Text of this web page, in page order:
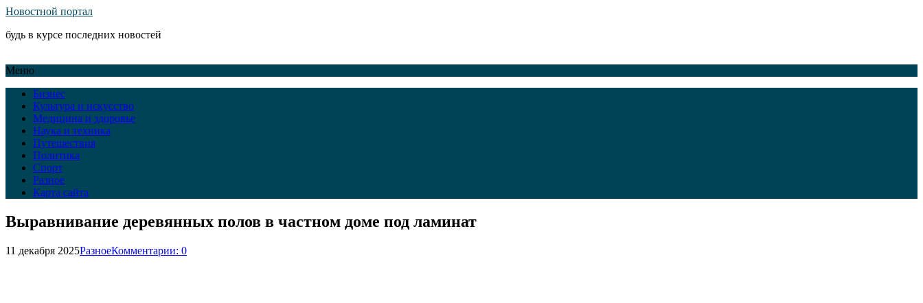
Новостной портал
будь в курсе последних новостей
Меню
Бизнес
Культура и искусство
Медицина и здоровье
Наука и техника
Путешествия
Политика
Спорт
Разное
Карта сайта
Выравнивание деревянных полов в частном доме под ламинат
11 декабря 2025РазноеКомментарии: 0